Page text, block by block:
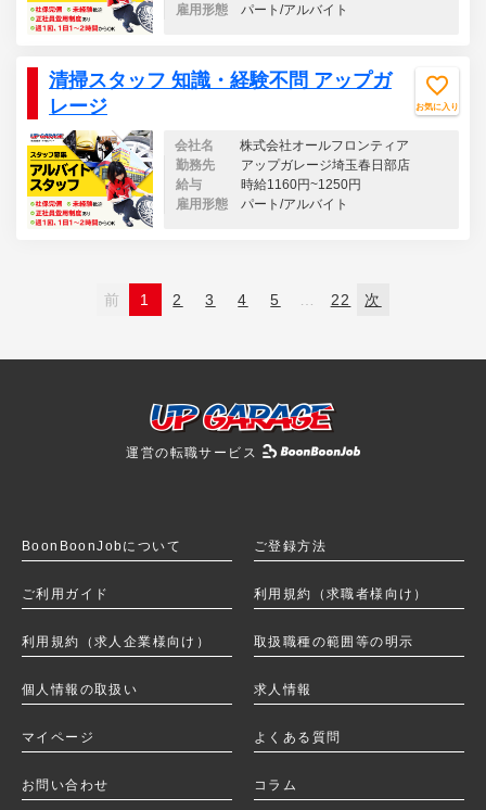
雇用形態
パート/アルバイト
清掃スタッフ 知識・経験不問 アップガ
レージ
お気に入り
会社名
株式会社オールフロンティア
勤務先
アップガレージ埼玉春日部店
給与
時給1160円~1250円
雇用形態
パート/アルバイト
前 1 2 3 4 5 22 次
運営の転職サービス
BoonBoonJobについて ご登録方法
ご利用ガイド 利用規約（求職者様向け）
利用規約（求人企業様向け） 取扱職種の範囲等の明示
個人情報の取扱い 求人情報
マイページ よくある質問
お問い合わせ コラム